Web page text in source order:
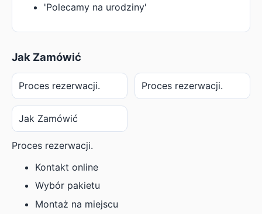
'Polecamy na urodziny'
Jak Zamówić
Proces rezerwacji. Proces rezerwacji.
Jak Zamówić
Proces rezerwacji.
Kontakt online
Wybór pakietu
Montaż na miejscu